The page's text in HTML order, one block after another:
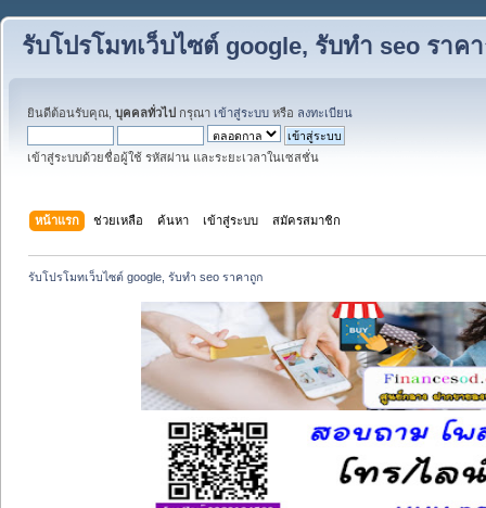
รับโปรโมทเว็บไซต์ google, รับทำ seo ราค
ยินดีต้อนรับคุณ, บุคคลทั่วไป กรุณา เข้าสู่ระบบ หรือ ลงทะเบียน
เข้าสู่ระบบด้วยชื่อผู้ใช้ รหัสผ่าน และระยะเวลาในเซสชั่น
หน้าแรก ช่วยเหลือ ค้นหา เข้าสู่ระบบ สมัครสมาชิก
รับโปรโมทเว็บไซต์ google, รับทำ seo ราคาถูก